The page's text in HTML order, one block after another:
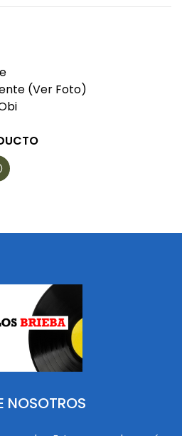
(Ver Foto)
NOSOTROS